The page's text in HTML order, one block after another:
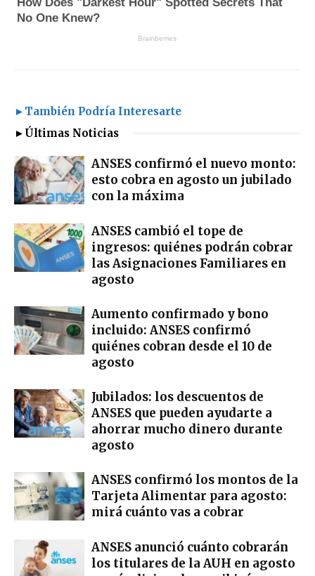
►También Podría Interesarte
►Últimas Noticias
ANSES confirmó el nuevo monto:
esto cobra en agosto un jubilado
con la máxima
ANSES cambió el tope de
ingresos: quiénes podrán cobrar
las Asignaciones Familiares en
agosto
Aumento confirmado y bono
incluido: ANSES confirmó
quiénes cobran desde el 10 de
agosto
Jubilados: los descuentos de
ANSES que pueden ayudarte a
ahorrar mucho dinero durante
agosto
ANSES confirmó los montos de la
Tarjeta Alimentar para agosto:
mirá cuánto vas a cobrar
ANSES anunció cuánto cobrarán
los titulares de la AUH en agosto